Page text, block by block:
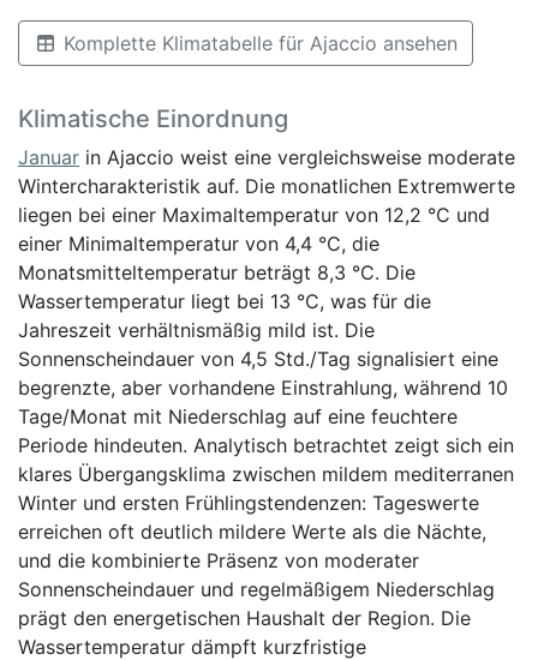
Komplette Klimatabelle für Ajaccio ansehen
Klimatische Einordnung
Januar in Ajaccio weist eine vergleichsweise moderate
Wintercharakteristik auf. Die monatlichen Extremwerte
liegen bei einer Maximaltemperatur von 12,2 °C und
einer Minimaltemperatur von 4,4 °C, die
Monatsmitteltemperatur beträgt 8,3 °C. Die
Wassertemperatur liegt bei 13 °C, was für die
Jahreszeit verhältnismäßig mild ist. Die
Sonnenscheindauer von 4,5 Std./Tag signalisiert eine
begrenzte, aber vorhandene Einstrahlung, während 10
Tage/Monat mit Niederschlag auf eine feuchtere
Periode hindeuten. Analytisch betrachtet zeigt sich ein
klares Übergangsklima zwischen mildem mediterranen
Winter und ersten Frühlingstendenzen: Tageswerte
erreichen oft deutlich mildere Werte als die Nächte,
und die kombinierte Präsenz von moderater
Sonnenscheindauer und regelmäßigem Niederschlag
prägt den energetischen Haushalt der Region. Die
Wassertemperatur dämpft kurzfristige